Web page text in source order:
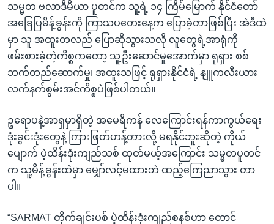
သမ္မတ ဗလာဒီမီယာ ပူတင်က သူ့ရဲ့ ၁၄ ကြိမ်မြောက် နိုင်ငံတော်
အခြေပြမိန့်ခွန်းကို ကြာသပတေးနေ့က ပြောခဲ့တာဖြစ်ပြီး အဲဒီထဲ
မှာ သူ အထူးတလည် ပြောဆိုသွားသလို လူတွေရဲ့အာရုံကို
ဖမ်းစားခဲ့တဲ့ကိစ္စကတော့ သူ့ဦးဆောင်မှုအောက်မှာ ရုရှား စစ်
ဘက်တည်ဆောက်မှု၊ အထူးသဖြင့် ရုရှားနိုင်ငံရဲ့ နျူကလီးယား
လက်နက်စွမ်းအင်ကိစ္စပဲဖြစ်ပါတယ်။
ဥရောပနဲ့အာရှမှာရှိတဲ့ အမေရိကန် လေကြောင်းရန်ကာကွယ်ရေး
ဒုံးခွင်းဒုံးတွေနဲ့ ကြားဖြတ်ဟန့်တားလို့ မရနိုင်ဘူးဆိုတဲ့ ကိုယ်
ပျောက် ပဲ့ထိန်းဒုံးကျည်သစ် ထုတ်မယ့်အကြောင်း သမ္မတပူတင်
က သူ့မိန့်ခွန်းထဲမှာ မျှော်လင့်မထားဘဲ ထည့်ကြေညာသွား တာ
ပါ။
“SARMAT တိုက်ချင်းပစ် ပဲ့ထိန်းဒုံးကျည်စနစ်ဟာ တောင်